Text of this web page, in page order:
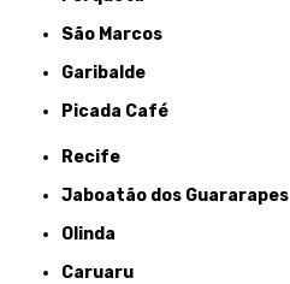
São Marcos
Garibalde
Picada Café
Recife
Jaboatão dos Guararapes
Olinda
Caruaru